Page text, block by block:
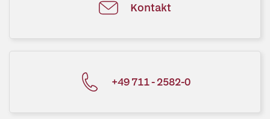
Kontakt
+49 711 - 2582-0